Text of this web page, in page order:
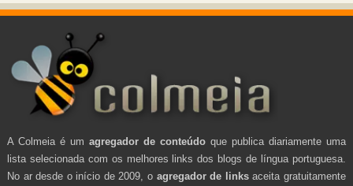
A Colmeia é um agregador de conteúdo que publica diariamente uma
lista selecionada com os melhores links dos blogs de língua portuguesa.
No ar desde o início de 2009, o agregador de linksaceita gratuitamente